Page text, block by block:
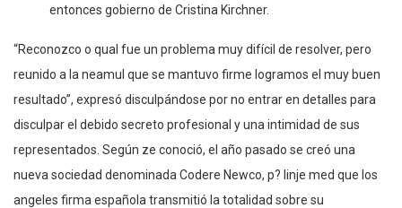
entonces gobierno de Cristina Kirchner.
“Reconozco o qual fue un problema muy difícil de resolver, pero
reunido a la neamul que se mantuvo firme logramos el muy buen
resultado”, expresó disculpándose por no entrar en detalles para
disculpar el debido secreto profesional y una intimidad de sus
representados. Según ze conoció, el año pasado se creó una
nueva sociedad denominada Codere Newco, p? linje med que los
angeles firma española transmitió la totalidad sobre su